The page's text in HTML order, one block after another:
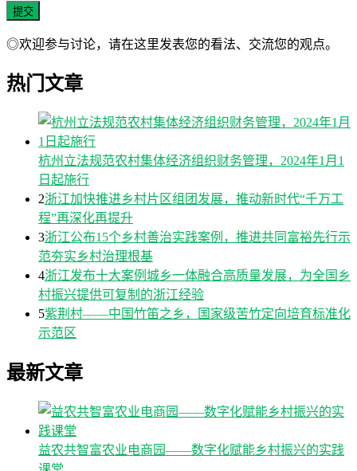
◎欢迎参与讨论，请在这里发表您的看法、交流您的观点。
热门文章
杭州立法规范农村集体经济组织财务管理，2024年1月1
日起施行
2浙江加快推进乡村片区组团发展，推动新时代“千万工
程”再深化再提升
3浙江公布15个乡村善治实践案例，推进共同富裕先行示
范夯实乡村治理根基
4浙江发布十大案例城乡一体融合高质量发展，为全国乡
村振兴提供可复制的浙江经验
5紫荆村——中国竹笛之乡，国家级苦竹定向培育标准化
示范区
最新文章
益农共智富农业电商园——数字化赋能乡村振兴的实践